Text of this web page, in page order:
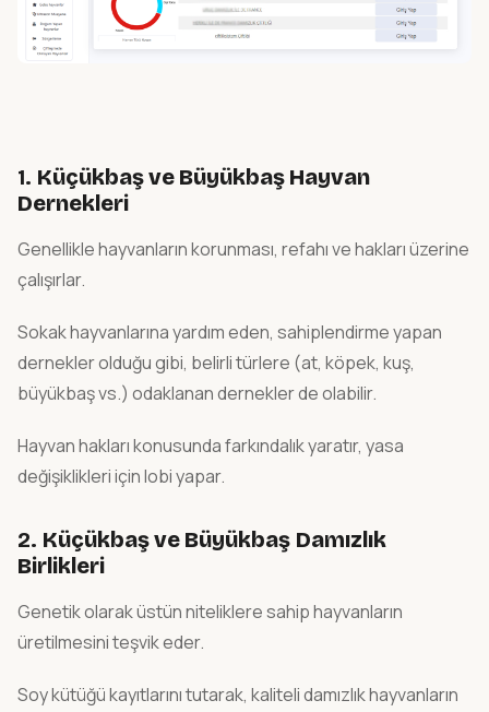
1. Küçükbaş ve Büyükbaş Hayvan
Dernekleri
Genellikle hayvanların korunması, refahı ve hakları üzerine
çalışırlar.
Sokak hayvanlarına yardım eden, sahiplendirme yapan
dernekler olduğu gibi, belirli türlere (at, köpek, kuş,
büyükbaş vs.) odaklanan dernekler de olabilir.
Hayvan hakları konusunda farkındalık yaratır, yasa
değişiklikleri için lobi yapar.
2. Küçükbaş ve Büyükbaş Damızlık
Birlikleri
Genetik olarak üstün niteliklere sahip hayvanların
üretilmesini teşvik eder.
Soy kütüğü kayıtlarını tutarak, kaliteli damızlık hayvanların